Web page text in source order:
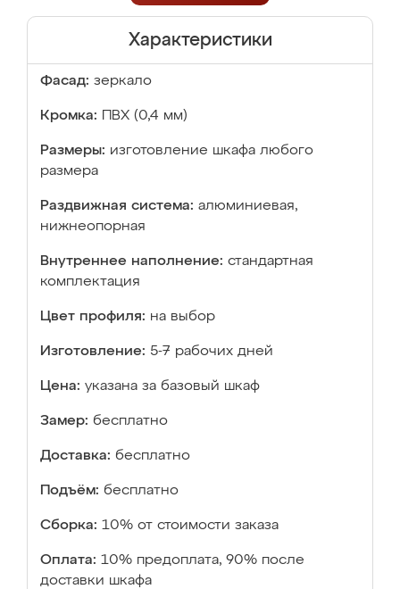
Характеристики
Фасад: зеркало
Кромка: ПВХ (0,4 мм)
Размеры: изготовление шкафа любого
размера
Раздвижная система: алюминиевая,
нижнеопорная
Внутреннее наполнение: стандартная
комплектация
Цвет профиля: на выбор
Изготовление: 5-7 рабочих дней
Цена: указана за базовый шкаф
Замер: бесплатно
Доставка: бесплатно
Подъём: бесплатно
Сборка: 10% от стоимости заказа
Оплата: 10% предоплата, 90% после
доставки шкафа